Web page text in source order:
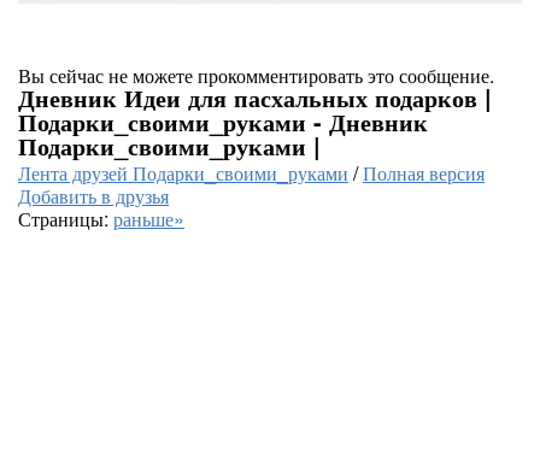
Вы сейчас не можете прокомментировать это сообщение.
Дневник Идеи для пасхальных подарков |
Подарки_своими_руками - Дневник
Подарки_своими_руками |
Лента друзей Подарки_своими_руками /Полная версия
Добавить в друзья
Страницы: раньше»